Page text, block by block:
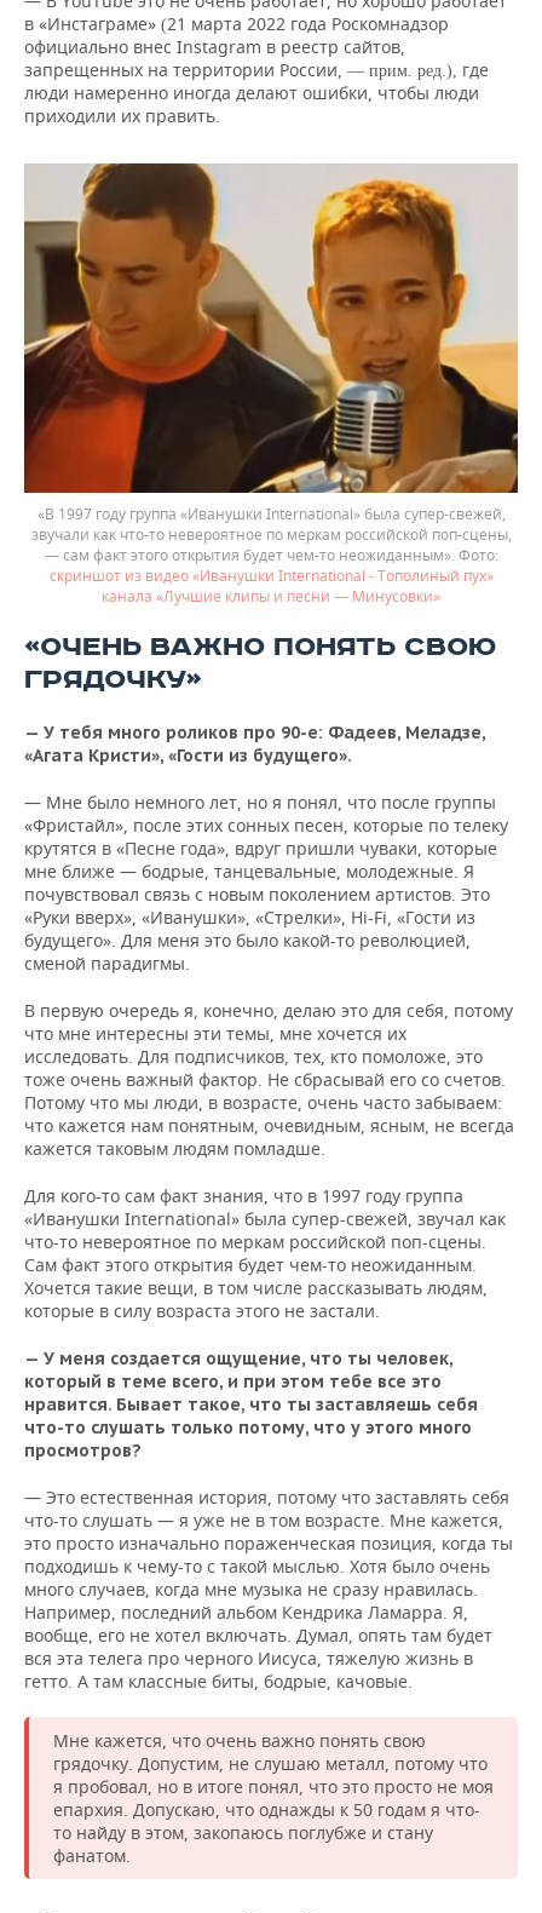
в «Инстаграме» (21 марта 2022 года Роскомнадзор
официально внес Instagram в реестр сайтов,
запрещенных на территории России, — прим. ред.), где
люди намеренно иногда делают ошибки, чтобы люди
приходили их править.
«В 1997 году группа «Иванушки International» была супер-свежей,
звучали как что-то невероятное по меркам российской поп-сцены,
— сам факт этого открытия будет чем-то неожиданным».
скриншот из видео «Иванушки International - Тополиный пух»
канала «Лучшие клипы и песни — Минусовки»
«ОЧЕНЬ ВАЖНО ПОНЯТЬ СВОЮ
ГРЯДОЧКУ»
— У тебя много роликов про 90-е: Фадеев, Меладзе,
«Агата Кристи», «Гости из будущего».
— Мне было немного лет, но я понял, что после группы
«Фристайл», после этих сонных песен, которые по телеку
крутятся в «Песне года», вдруг пришли чуваки, которые
мне ближе — бодрые, танцевальные, молодежные. Я
почувствовал связь с новым поколением артистов. Это
«Руки вверх», «Иванушки», «Стрелки», Hi-Fi, «Гости из
будущего». Для меня это было какой-то революцией,
сменой парадигмы.
В первую очередь я, конечно, делаю это для себя, потому
что мне интересны эти темы, мне хочется их
исследовать. Для подписчиков, тех, кто помоложе, это
тоже очень важный фактор. Не сбрасывай его со счетов.
Потому что мы люди, в возрасте, очень часто забываем:
что кажется нам понятным, очевидным, ясным, не всегда
кажется таковым людям помладше.
Для кого-то сам факт знания, что в 1997 году группа
«Иванушки International» была супер-свежей, звучал как
что-то невероятное по меркам российской поп-сцены.
Сам факт этого открытия будет чем-то неожиданным.
Хочется такие вещи, в том числе рассказывать людям,
которые в силу возраста этого не застали.
— У меня создается ощущение, что ты человек,
который в теме всего, и при этом тебе все это
нравится. Бывает такое, что ты заставляешь себя
что-то слушать только потому, что у этого много
просмотров?
— Это естественная история, потому что заставлять себя
что-то слушать — я уже не в том возрасте. Мне кажется,
это просто изначально пораженческая позиция, когда ты
подходишь к чему-то с такой мыслью. Хотя было очень
много случаев, когда мне музыка не сразу нравилась.
Например, последний альбом Кендрика Ламарра. Я,
вообще, его не хотел включать. Думал, опять там будет
вся эта телега про черного Иисуса, тяжелую жизнь в
гетто. А там классные биты, бодрые, качовые.
Мне кажется, что очень важно понять свою
грядочку. Допустим, не слушаю металл, потому что
я пробовал, но в итоге понял, что это просто не моя
епархия. Допускаю, что однажды к 50 годам я что-
то найду в этом, закопаюсь поглубже и стану
фанатом.